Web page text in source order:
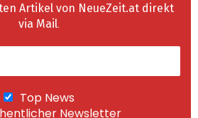
Artikel von NeueZeit.at direkt
via Mail.
Top News
Newsletter